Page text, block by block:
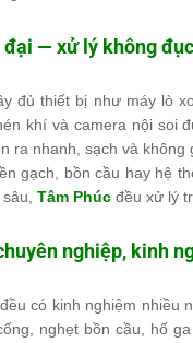
— xử lý không
đủ thiết bị như máy lò
khí và camera nội soi
ra nhanh, sạch và không
gạch, bồn cầu hay hệ
Tâm Phúc đều xử lý
nghiệp, kinh
có kinh nghiệm nhiều
nghẹt bồn cầu, hố